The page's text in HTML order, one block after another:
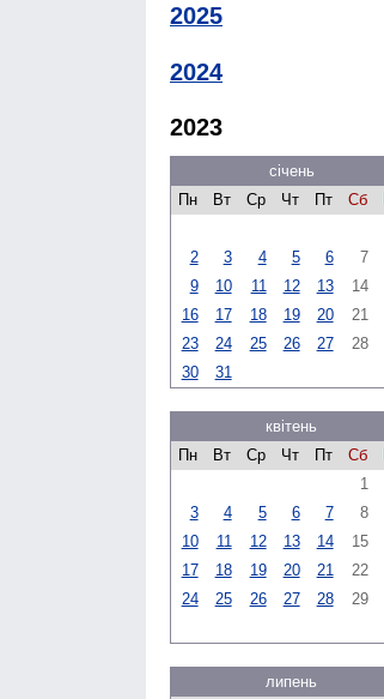
2025
2024
2023
січень
Пн
Вт Ср Чт Пт Сб
2
3 4 5 6 7
9
10 11 12 13 14
16
17 18 19 20 21
23
24 25 26 27 28
30
31
квітень
Пн
Вт Ср Чт Пт Сб
1
3
4 5 6 7 8
10
11 12 13 14 15
17
18 19 20 21 22
24
25 26 27 28 29
липень